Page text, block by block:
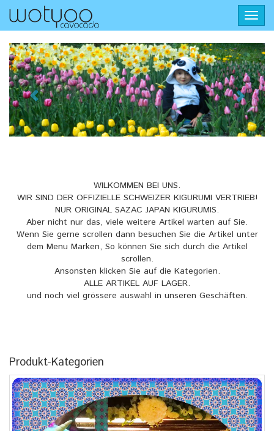
main
content
Wotyoo
Cavocado
WILKOMMEN BEI UNS.
WIR SIND DER OFFIZIELLE SCHWEIZER KIGURUMI VERTRIEB!
NUR ORIGINAL SAZAC JAPAN KIGURUMIS.
Aber nicht nur das, viele weitere Artikel warten auf Sie.
Wenn Sie gerne scrollen dann besuchen Sie die Artikel unter
dem Menu Marken, So können Sie sich durch die Artikel
scrollen.
Ansonsten klicken Sie auf die Kategorien.
ALLE ARTIKEL AUF LAGER.
und noch viel grössere auswahl in unseren Geschäften.
Produkt-Kategorien